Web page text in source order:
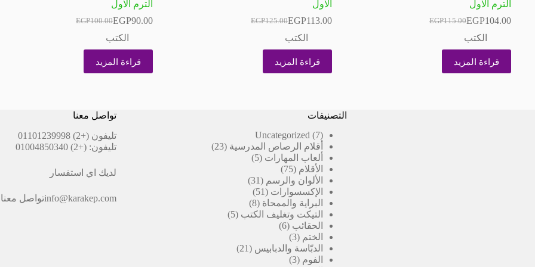
الترم الاول
EGP115.00
السعر
الأصلي
هو:
EGP115.00.
EGP104.00
السعر
الحالي
هو:
EGP104.00.
الكتب
قراءة المزيد
الاول
EGP125.00
السعر
الأصلي
هو:
EGP125.00.
EGP113.00
السعر
الحالي
هو:
EGP113.00.
الكتب
قراءة المزيد
الترم الاول
EGP100.00
السعر
الأصلي
هو:
EGP100.00.
EGP90.00
السعر
الحالي
هو:
EGP90.00.
الكتب
قراءة المزيد
التصنيفات
Uncategorized
7
7
منتجات
أقلام الرصاص المدرسية 23
23
ألعاب المهارات 5
5
الأقلام 75
75
منتج
الألوان والرسم 31
31
الإكسسوارات 51
51
منتج
البراية والممحاة 8
8
منتجاتالتيكت وتغليف الكتب 5
5
الحقائب 6
6
الختم 3
3
منتجات
الدبّاسة والدبابيس 21
21
الفوم 3
3
تواصل معنا
تليفون (+2) 01101239998
تليفون: (+2) 01004850340
لديك اي استفسار
info@karakep.comتواصل معنا